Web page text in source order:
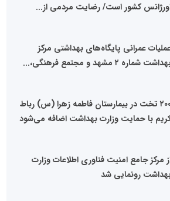
کشور است/ رضایت مردمی از...
عمرانی پایگاه‌های بهداشتی مرکز
شماره ۲ مشهد و مجتمع فرهنگی،...
۲۰۰ تخت در بیمارستان فاطمه زهرا (س) رباط
با حمایت وزارت بهداشت اضافه می‌شود
مرکز جامع امنیت فناوری اطلاعات وزارت
رونمایی شد